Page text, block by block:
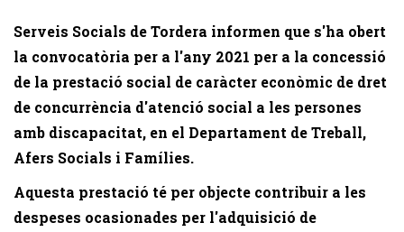
Serveis Socials de Tordera informen que s'ha obert
la convocatòria per a l'any 2021 per a la concessió
de la prestació social de caràcter econòmic de dret
de concurrència d'atenció social a les persones
amb discapacitat, en el Departament de Treball,
Afers Socials i Famílies.
Aquesta prestació té per objecte contribuir a les
despeses ocasionades per l'adquisició de